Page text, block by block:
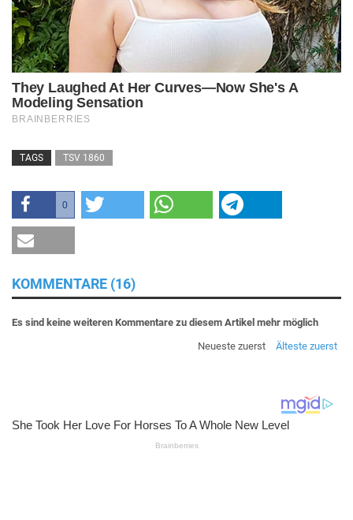
TAGS TSV 1860
0
KOMMENTARE (16)
Es sind keine weiteren Kommentare zu diesem Artikel mehr möglich
Neueste zuerst
Älteste zuerst